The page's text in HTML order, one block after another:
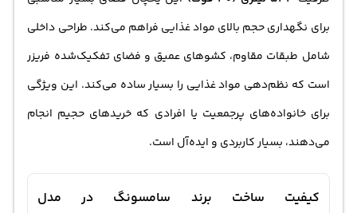
برای نگهداری حجم بالای مواد غذایی فراهم می‌کند. طراحی داخلی
شامل طبقات مقاوم، کشوهای عمیق و فضای تفکیک‌شده فریزر
است که نظم‌دهی مواد غذایی را بسیار ساده می‌کند. این ویژگی
برای خانواده‌های پرجمعیت یا افرادی که خریدهای حجیم انجام
می‌دهند، بسیار کاربردی و ایده‌آل است.
کیفیت ساخت برند سامسونگ در مدل